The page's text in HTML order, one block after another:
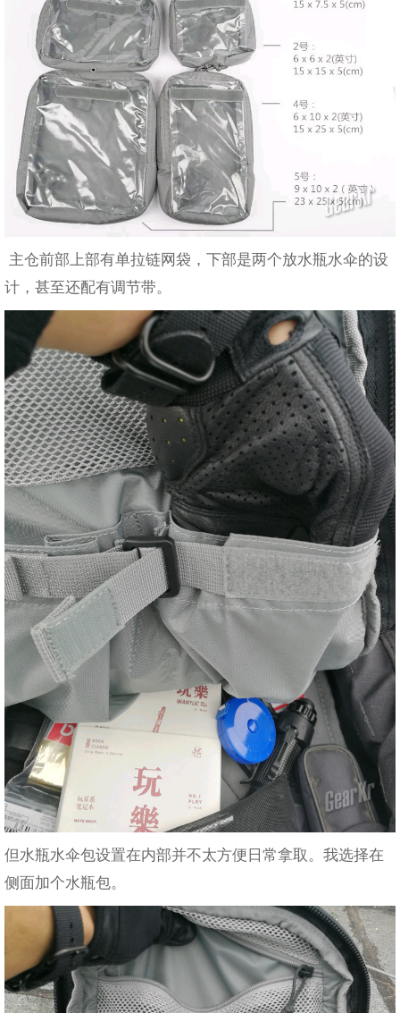
主仓前部上部有单拉链网袋，下部是两个放水瓶水伞的设
计，甚至还配有调节带。
但水瓶水伞包设置在内部并不太方便日常拿取。我选择在
侧面加个水瓶包。